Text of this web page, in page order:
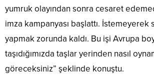
yumruk olayından sonra cesaret
imza kampanyası başlattı. İstemeyerek
yapmak zorunda kaldı. Bu işi Avrupa
taşıdığımızda taşlar yerinden nasıl
göreceksiniz” şeklinde konuştu.